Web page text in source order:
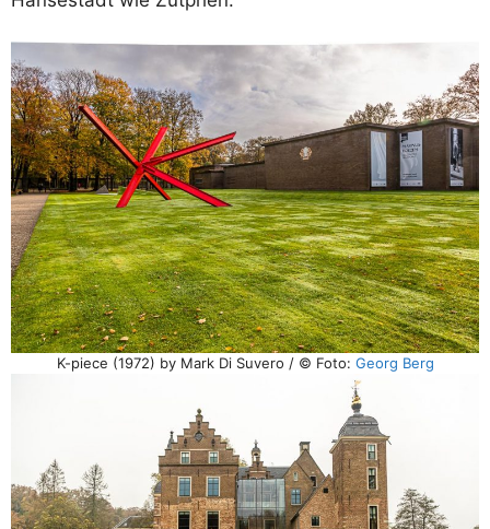
K-piece (1972) by Mark Di Suvero / © Foto: Georg Berg